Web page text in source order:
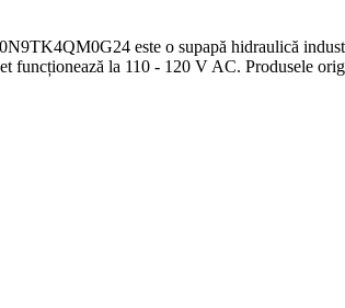
este o supapă hidraulică
funcționează la 110 - 120 V AC. Produsele